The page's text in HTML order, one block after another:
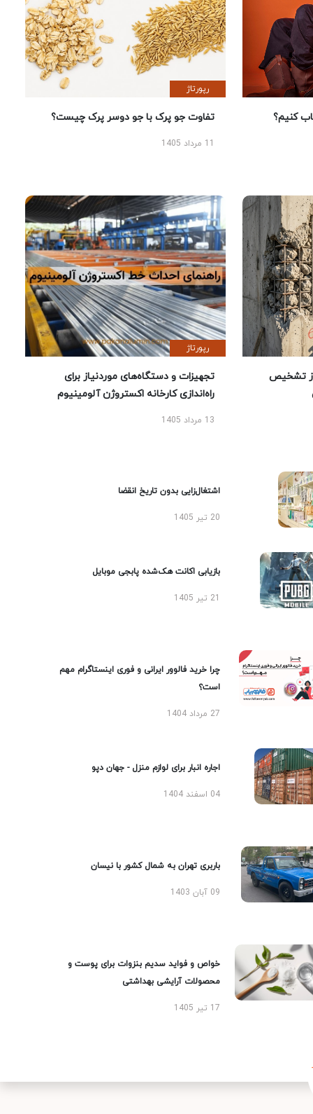
کنیم؟
رپورتاژ
تفاوت جو پرک با جو دوسر پرک چیست؟
تشخیص
رپورتاژ
تجهیزات و دستگاه‌های موردنیاز برای
راه‌اندازی کارخانه اکستروژن آلومینیوم
13 مرداد 1405
اشتغال‌زایی بدون تاریخ انقضا
20 تیر 1405
بازیابی اکانت هک‌شده پابجی موبایل
چرا خرید فالوور ایرانی و فوری اینستاگرام مهم
است؟
27 مرداد 1404
اجاره انبار برای لوازم منزل - جهان دپو
04 اسفند 1404
باربری تهران به شمال کشور با نیسان
09 آبان 1403
خواص و فواید سدیم بنزوات برای پوست و
محصولات آرایشی بهداشتی
17 تیر 1405